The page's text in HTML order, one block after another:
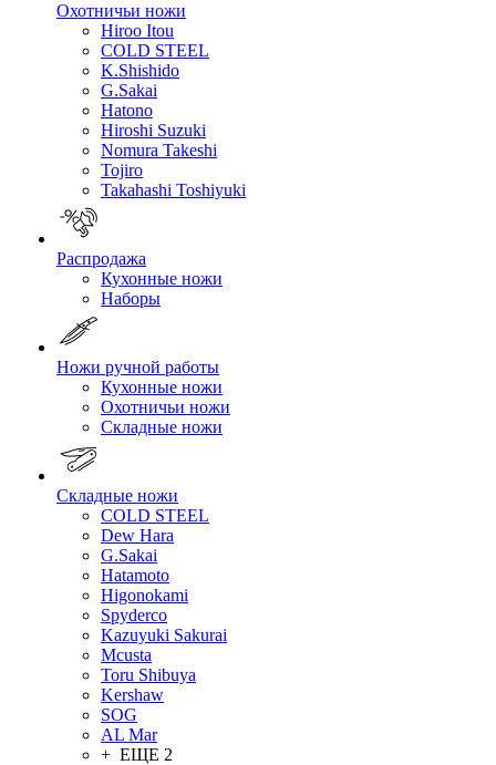
Охотничьи ножи
Hiroo Itou
COLD STEEL
K.Shishido
G.Sakai
Hatono
Hiroshi Suzuki
Nomura Takeshi
Tojiro
Takahashi Toshiyuki
Распродажа
Кухонные ножи
Наборы
Ножи ручной работы
Кухонные ножи
Охотничьи ножи
Складные ножи
Складные ножи
COLD STEEL
Dew Hara
G.Sakai
Hatamoto
Higonokami
Spyderco
Kazuyuki Sakurai
Mcusta
Toru Shibuya
Kershaw
SOG
AL Mar
+ ЕЩЕ 2